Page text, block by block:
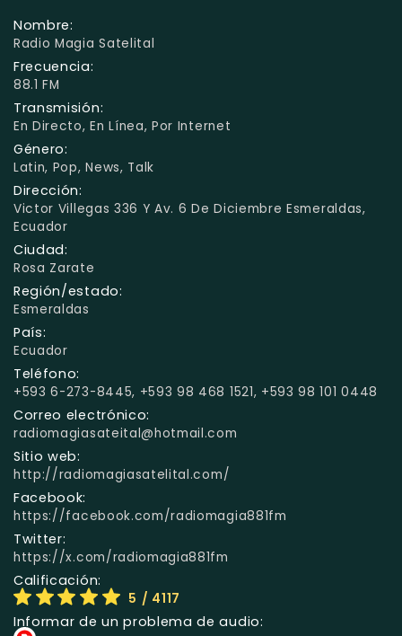
Nombre:
Radio Magia Satelital
Frecuencia:
88.1 FM
Transmisión:
En Directo, En Línea, Por Internet
Género:
Latin, Pop, News, Talk
Dirección:
Victor Villegas 336 Y Av. 6 De Diciembre Esmeraldas,
Ecuador
Ciudad:
Rosa Zarate
Región/estado:
Esmeraldas
País:
Ecuador
Teléfono:
+593 6-273-8445, +593 98 468 1521, +593 98 101 0448
Correo electrónico:
radiomagiasateital@hotmail.com
Sitio web:
http://radiomagiasatelital.com/
Facebook:
https://facebook.com/radiomagia881fm
Twitter:
https://x.com/radiomagia881fm
Calificación:
5 / 4117
Informar de un problema de audio: